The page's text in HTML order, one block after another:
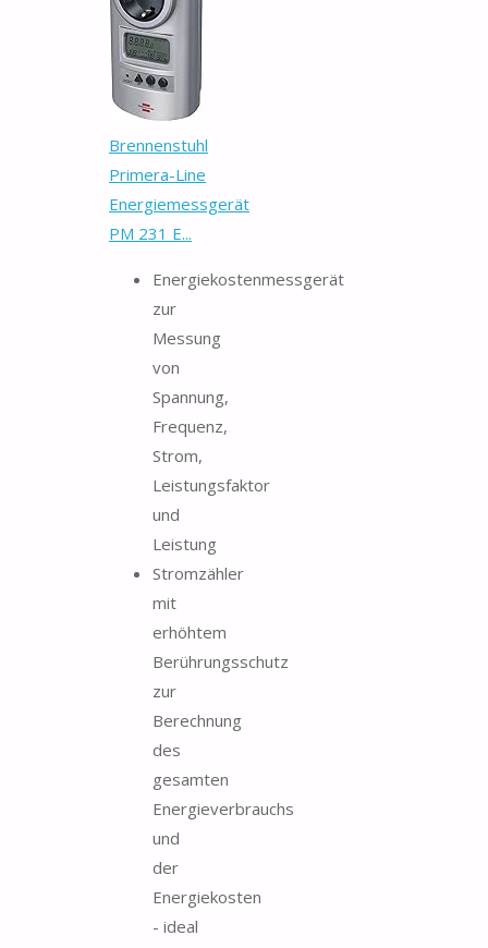
Brennenstuhl
Primera-Line
Energiemessgerät
PM 231 E...
Energiekostenmessgerät
zur
Messung
von
Spannung,
Frequenz,
Strom,
Leistungsfaktor
und
Leistung
Stromzähler
mit
erhöhtem
Berührungsschutz
zur
Berechnung
des
gesamten
Energieverbrauchs
und
der
Energiekosten
- ideal